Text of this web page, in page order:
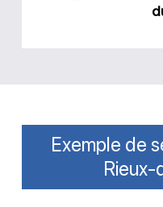
Exemple de